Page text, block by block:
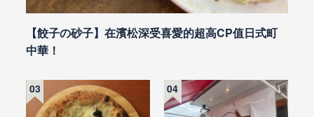
【餃子の砂子】在濱松深受喜愛的超高CP值日式町
中華！